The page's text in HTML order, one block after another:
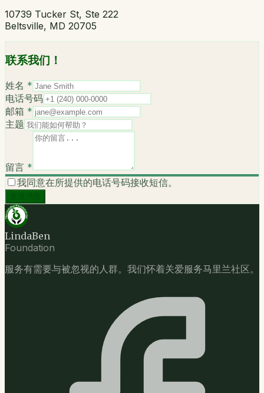
10739 Tucker St, Ste 222
Beltsville, MD 20705
联系我们！
姓名 *
电话号码
邮箱 *
主题
留言 *
我同意在所提供的电话号码接收短信。
LindaBen
Foundation
服务有需要与被忽视的人群。我们怀着关爱服务马里兰社区。